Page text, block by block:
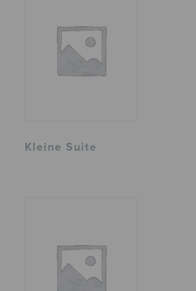
Kleine Suite